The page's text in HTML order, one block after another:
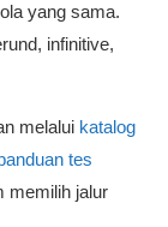
yang sama.
infinitive,
melalui katalog
tes
memilih jalur